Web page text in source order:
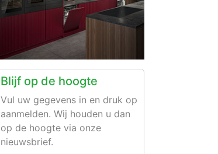
Blijf op de hoogte
Vul uw gegevens in en druk op
aanmelden. Wij houden u dan
op de hoogte via onze
nieuwsbrief.